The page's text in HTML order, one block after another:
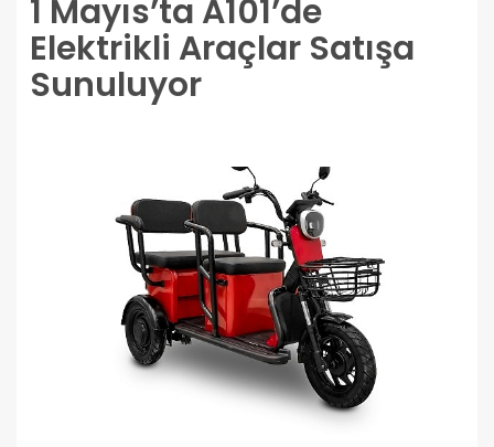
1 Mayıs’ta A101’de
Elektrikli Araçlar Satışa
Sunuluyor